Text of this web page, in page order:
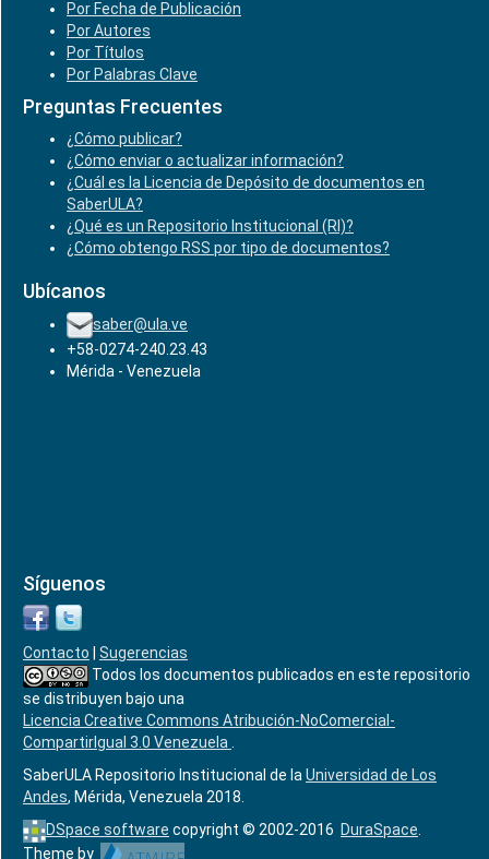
Por Fecha de Publicación
Por Autores
Por Títulos
Por Palabras Clave
Preguntas Frecuentes
¿Cómo publicar?
¿Cómo enviar o actualizar información?
¿Cuál es la Licencia de Depósito de documentos en
SaberULA?
¿Qué es un Repositorio Institucional (RI)?
¿Cómo obtengo RSS por tipo de documentos?
Ubícanos
saber@ula.ve
+58-0274-240.23.43
Mérida - Venezuela
Síguenos
Contacto
Sugerencias
Todos los documentos publicados en este repositorio
se distribuyen bajo una
Licencia Creative Commons Atribución-NoComercial-
CompartirIgual 3.0 Venezuela
SaberULA Repositorio Institucional de la Universidad de Los
Andes, Mérida, Venezuela 2018.
DSpace software copyright © 2002-2016 DuraSpace
Theme by